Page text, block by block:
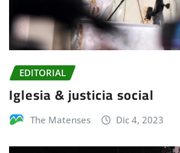
EDITORIAL
Iglesia & justicia social
The Matenses Dic 4, 2023